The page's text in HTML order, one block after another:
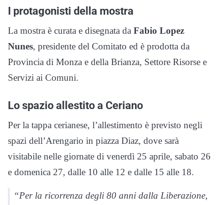
I protagonisti della mostra
La mostra è curata e disegnata da Fabio Lopez
Nunes, presidente del Comitato ed è prodotta da
Provincia di Monza e della Brianza, Settore Risorse e
Servizi ai Comuni.
Lo spazio allestito a Ceriano
Per la tappa cerianese, l’allestimento è previsto negli
spazi dell’Arengario in piazza Diaz, dove sarà
visitabile nelle giornate di venerdì 25 aprile, sabato 26
e domenica 27, dalle 10 alle 12 e dalle 15 alle 18.
“Per la ricorrenza degli 80 anni dalla Liberazione,